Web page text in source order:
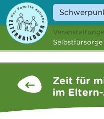
Angebote
News
Zeit für
im